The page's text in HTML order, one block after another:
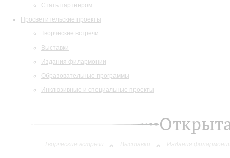
Стать партнером
Просветительские проекты
Творческие встречи
Выставки
Издания филармонии
Образовательные программы
Инклюзивные и специальные проекты
Творческие встречи Выставки Издания